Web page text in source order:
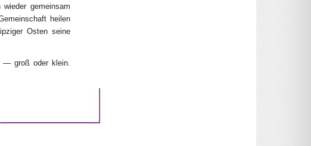
gemeinsam
heilen
Osten seine
— groß oder klein.